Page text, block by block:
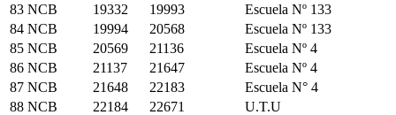
83 NCB 19332 19993
Escuela Nº 133
84 NCB 19994 20568
Escuela Nº 133
85 NCB 20569 21136
Escuela Nº 4
86 NCB 21137 21647
Escuela Nº 4
87 NCB 21648 22183
Escuela N° 4
88 NCB 22184 22671
U.T.U